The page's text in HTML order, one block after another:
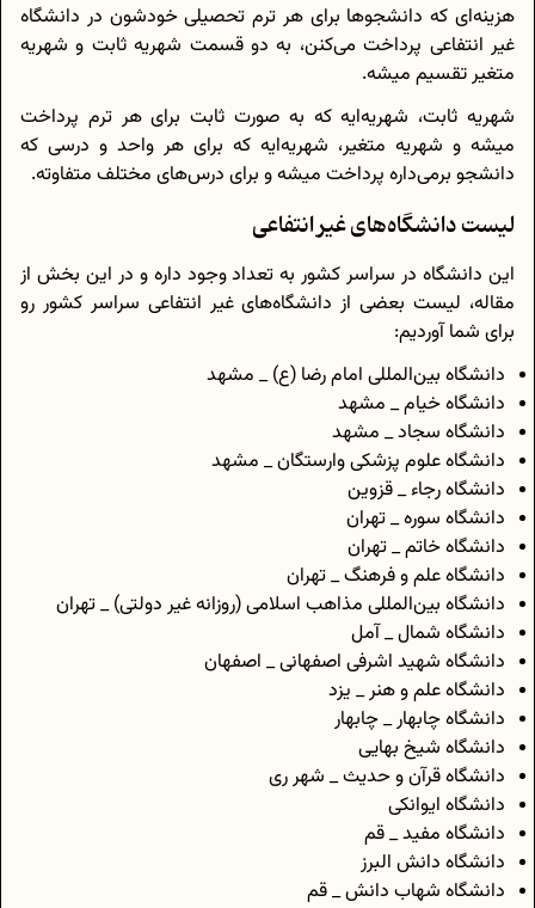
هزینه‌ای که دانشجوها برای هر ترم تحصیلی خودشون در دانشگاه
غیر انتفاعی پرداخت می‌کنن، به دو قسمت شهریه ثابت و شهریه
متغیر تقسیم میشه.
شهریه ثابت، شهریه‌ایه که به صورت ثابت برای هر ترم پرداخت
میشه و شهریه متغیر، شهریه‌ایه که برای هر واحد و درسی که
دانشجو برمی‌داره پرداخت میشه و برای درس‌های مختلف متفاوته.
لیست دانشگاه‌های غیر انتفاعی
این دانشگاه در سراسر کشور به تعداد وجود داره و در این بخش از
مقاله، لیست بعضی از دانشگاه‌های غیر انتفاعی سراسر کشور رو
برای شما آوردیم:
دانشگاه بین‌المللی امام رضا (ع) _ مشهد
دانشگاه خیام _ مشهد
دانشگاه سجاد _ مشهد
دانشگاه علوم پزشکی وارستگان _ مشهد
دانشگاه رجاء _ قزوین
دانشگاه سوره _ تهران
دانشگاه خاتم _ تهران
دانشگاه علم و فرهنگ _ تهران
دانشگاه بین‌المللی مذاهب اسلامی (روزانه غیر دولتی) _ تهران
دانشگاه شمال _ آمل
دانشگاه شهید اشرفی اصفهانی _ اصفهان
دانشگاه علم و هنر _ یزد
دانشگاه چابهار _ چابهار
دانشگاه شیخ بهایی
دانشگاه قرآن و حدیث _ شهر ری
دانشگاه ایوانکی
دانشگاه مفید _ قم
دانشگاه دانش البرز
دانشگاه شهاب دانش _ قم